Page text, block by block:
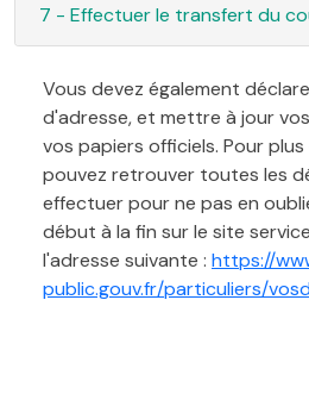
7 - Effectuer le transfert du
Vous devez également
d'adresse, et mettre à jour
vos papiers officiels. Pour
pouvez retrouver toutes les
effectuer pour ne pas en
début à la fin sur le site
l'adresse suivante : https://
public.gouv.fr/particuliers/